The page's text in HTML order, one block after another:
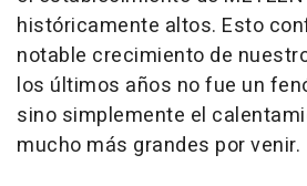
históricamente altos. Esto
notable crecimiento de
los últimos años no fue un
sino simplemente el
mucho más grandes por venir.